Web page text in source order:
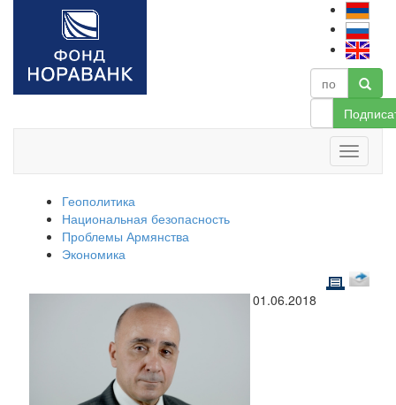
Геополитика
Национальная безопасность
Проблемы Армянства
Экономика
01.06.2018